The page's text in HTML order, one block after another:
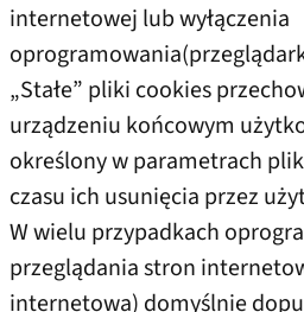
internetowej lub wyłączenia
„Stałe” pliki cookies
urządzeniu końcowym
określony w parametrach
czasu ich usunięcia przez
W wielu przypadkach
przeglądania stron
internetowa) domyślnie